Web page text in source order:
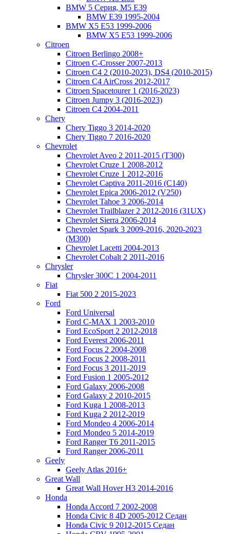
BMW 5 Серия, M5 E39
BMW E39 1995-2004
BMW X5 E53 1999-2006
BMW X5 E53 1999-2006
Citroen
Citroen Berlingo 2008+
Citroen C-Crosser 2007-2013
Citroen C4 2 (2010-2023), DS4 (2010-2015)
Citroen C4 AirCross 2012-2017
Citroen Spacetourer 1 (2016-2023)
Citroen Jumpy 3 (2016-2023)
Citroen C4 2004-2011
Chery
Chery Tiggo 3 2014-2020
Chery Tiggo 7 2016-2020
Chevrolet
Chevrolet Aveo 2 2011-2015 (T300)
Chevrolet Cruze 1 2008-2012
Chevrolet Cruze 1 2012-2016
Chevrolet Captiva 2011-2016 (C140)
Chevrolet Epica 2006-2012 (V250)
Chevrolet Tahoe 3 2006-2014
Chevrolet Trailblazer 2 2012-2016 (31UX)
Chevrolet Sierra 2006-2014
Chevrolet Spark 3 2009-2016, 2020-2023
(M300)
Chevrolet Lacetti 2004-2013
Chevrolet Cobalt 2 2011-2016
Chrysler
Chrysler 300C 1 2004-2011
Fiat
Fiat 500 2 2015-2023
Ford
Ford Universal
Ford C-MAX 1 2003-2010
Ford EcoSport 2 2012-2018
Ford Everest 2006-2011
Ford Focus 2 2004-2008
Ford Focus 2 2008-2011
Ford Focus 3 2011-2019
Ford Fusion 1 2005-2012
Ford Galaxy 2006-2008
Ford Galaxy 2 2010-2015
Ford Kuga 1 2008-2013
Ford Kuga 2 2012-2019
Ford Mondeo 4 2006-2014
Ford Mondeo 5 2014-2019
Ford Ranger T6 2011-2015
Ford Ranger 2006-2011
Geely
Geely Atlas 2016+
Great Wall
Great Wall Hover H3 2014-2016
Honda
Honda Accord 7 2002-2008
Honda Civic 8 4D 2005-2012 Седан
Honda Civic 9 2012-2015 Седан